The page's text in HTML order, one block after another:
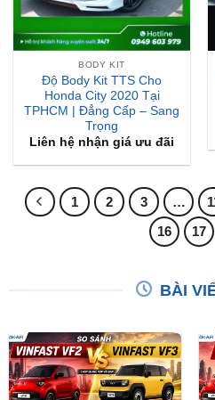
BODY KIT
Độ Body Kit TTS Cho
Honda City 2020 Tại
TPHCM | Đẳng Cấp – Sang
Trọng
Liên hệ nhận giá ưu đãi
16
17
BÀI